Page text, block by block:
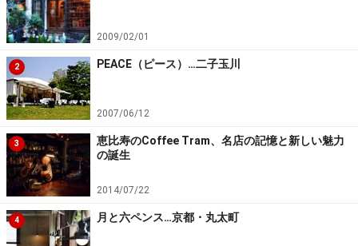
2009/02/01
2 PEACE（ピース）…二子玉川
2007/06/12
3
恵比寿のCoffee Tram、名店の記憶と新しい魅力
の誕生
2014/07/22
4 月と六ペンス…京都・丸太町